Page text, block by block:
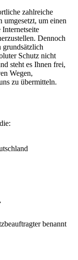
zahlreiche
umgesetzt, um einen
Dennoch
grundsätzlich
Schutz nicht
steht es Ihnen frei,
Wegen,
zu übermitteln.
benannt